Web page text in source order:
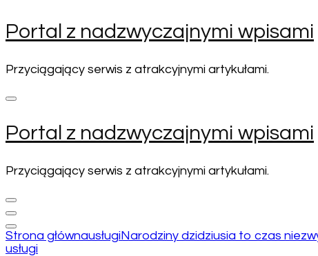
Pomiń
i
do
zawartości
enter)
Portal z nadzwyczajnymi wpisami
Przyciągający serwis z atrakcyjnymi artykułami.
Portal z nadzwyczajnymi wpisami
Przyciągający serwis z atrakcyjnymi artykułami.
Strona głównausługiNarodziny dzidziusia to czas
usługi